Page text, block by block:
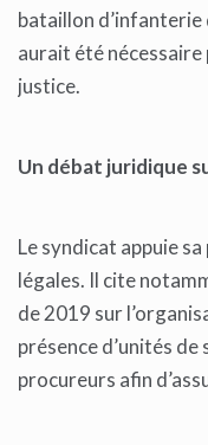
bataillon d’infanterie
aurait été nécessaire
justice.
Un débat juridique
Le syndicat appuie
légales. Il cite
de 2019 sur
présence d’unités
procureurs afin